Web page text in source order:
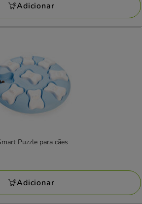
Adicionar
Puzzle para cães
Adicionar